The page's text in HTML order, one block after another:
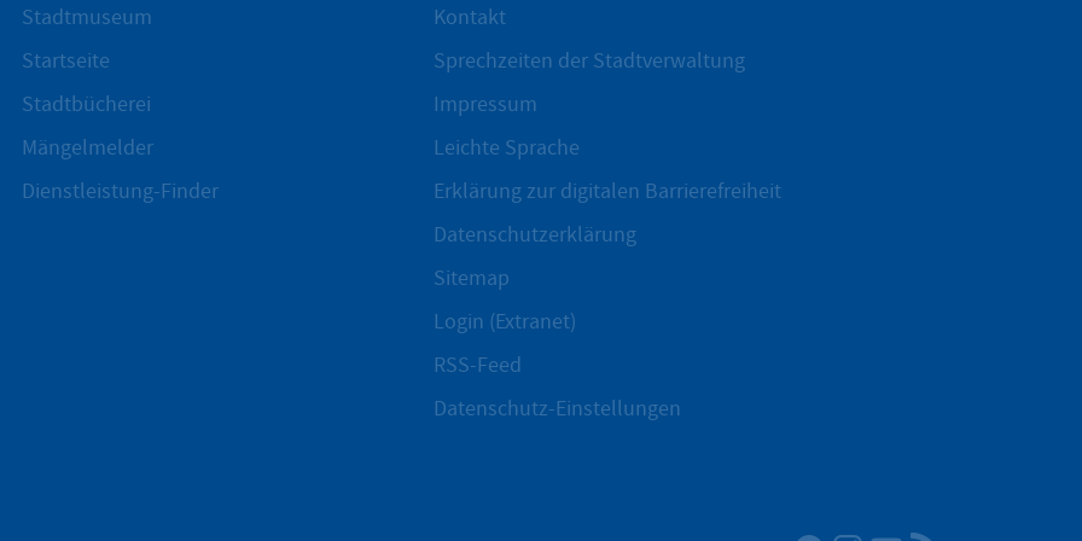
Stadtmuseum
Startseite
Stadtbücherei
Mängelmelder
Dienstleistung-Finder
Kontakt
Sprechzeiten der Stadtverwaltung
Impressum
Leichte Sprache
Erklärung zur digitalen Barrierefreiheit
Datenschutzerklärung
Sitemap
Login (Extranet)
RSS-Feed
Datenschutz-Einstellungen